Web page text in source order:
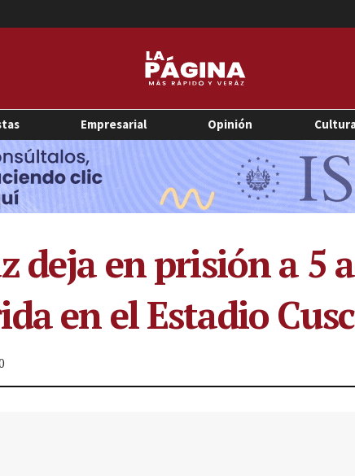
Empresarial Opinión
deja en prisión a 5
en el Estadio